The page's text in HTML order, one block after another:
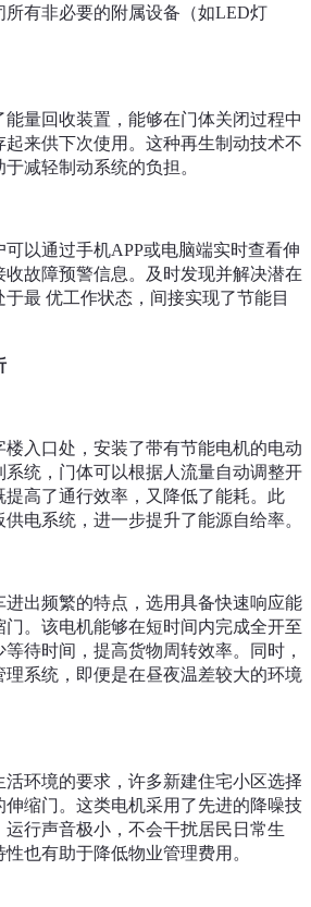
所有非必要的附属设备（如LED灯
量回收装置，能够在门体关闭过程中
来供下次使用。这种再生制动技术不
减轻制动系统的负担。
以通过手机APP或电脑端实时查看伸
故障预警信息。及时发现并解决潜在
最 优工作状态，间接实现了节能目
入口处，安装了带有节能电机的电动
统，门体可以根据人流量自动调整开
高了通行效率，又降低了能耗。此
电系统，进一步提升了能源自给率。
出频繁的特点，选用具备快速响应能
。该电机能够在短时间内完成全开至
待时间，提高货物周转效率。同时，
系统，即便是在昼夜温差较大的环境
环境的要求，许多新建住宅小区选择
伸缩门。这类电机采用了先进的降噪技
行声音极小，不会干扰居民日常生
也有助于降低物业管理费用。